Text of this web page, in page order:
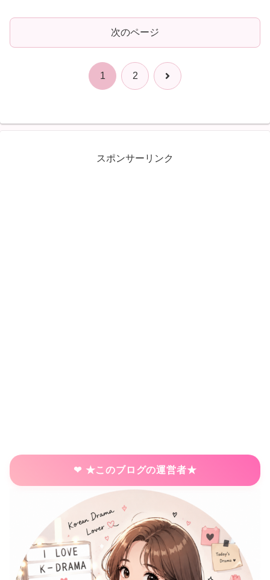
次のページ
1 2 次
スポンサーリンク
★このブログの運営者★